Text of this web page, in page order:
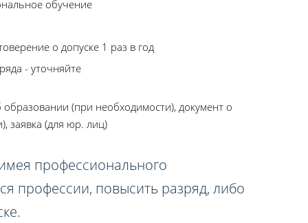
обучение
о допуске 1 раз в год
- уточняйте
(при необходимости), документ о
заявка (для юр. лиц)
профессионального
профессии, повысить разряд, либо